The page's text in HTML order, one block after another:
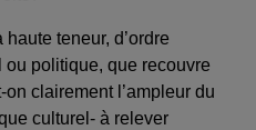
teneur, d’ordre
politique, que recouvre
on clairement l’ampleur du
culturel- à relever